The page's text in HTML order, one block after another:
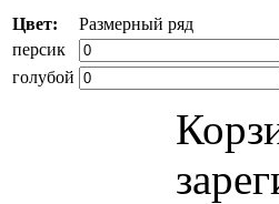
Цвет:
Размерный ряд
персик
голубой